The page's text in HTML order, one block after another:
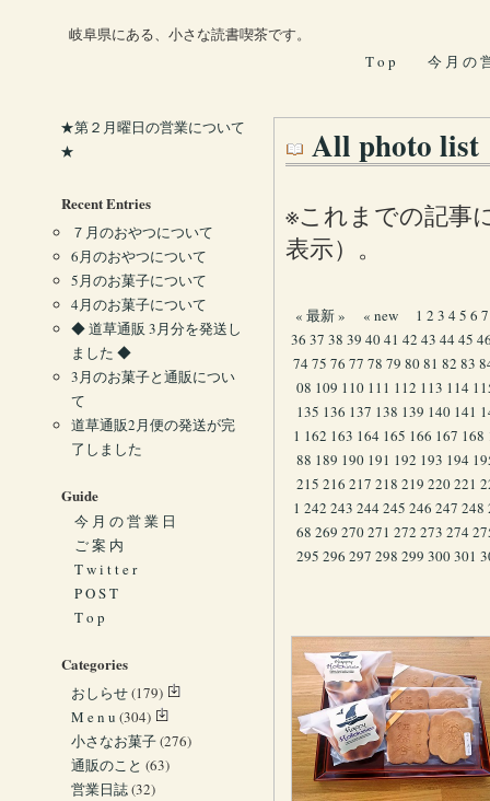
岐阜県にある、小さな読書喫茶です。
T o p
今 月 の
All photo
※これまでの記事
表示）。
« 最新 » « new 1 2 3 4 5 6 7
36 37 38 39 4041 42 43 44 45
74 75 76 77 78 79 8081 82 83
08 109 110 111 112 113 114
135 136 137 138 139 140 141
1 162 163 164 165 166 167 168
88 189 190 191 192 193 194
215 216 217 218 219 220221
1 242 243 244 245 246 247 248
68 269 270271 272 273 274
295 296 297 298 299 300301
★第２月曜日の営業について
★
Recent Entries
７月のおやつについて
6月のおやつについて
5月のお菓子について
4月のお菓子について
◆ 道草通販 3月分を発送し
ました ◆
3月のお菓子と通販につい
て
道草通販2月便の発送が完
了しました
Guide
今 月 の 営 業 日
ご 案 内
T w i t t e r
P O S T
T o p
Categories
おしらせ(179)
M e n u (304)
小さなお菓子(276)
通販のこと (63)
営業日誌(32)